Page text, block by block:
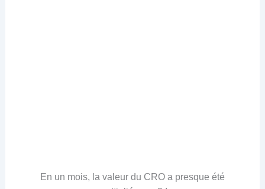
En un mois, la valeur du CRO a presque été